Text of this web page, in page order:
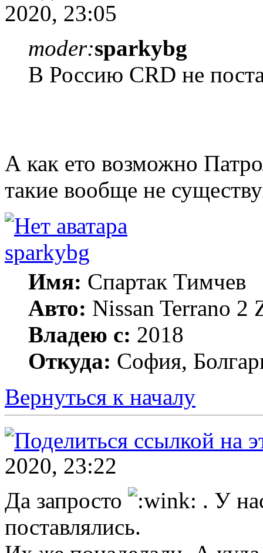
2020, 23:05
moder:sparkybg
В Россию CRD не
А как ето возможно
такие вообще не
sparkybg
Имя: Спартак Тимчев
Авто: Nissan Terrano
Владею с: 2018
Откуда: София,
Вернуться к началу
2020, 23:22
Да запросто
. У
поставлялись.